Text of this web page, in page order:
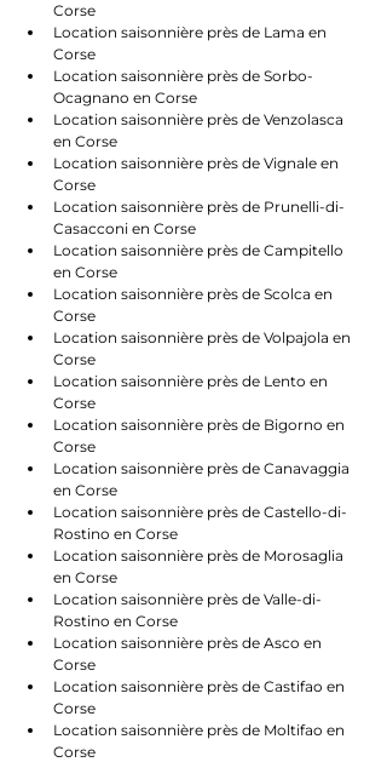
Corse
Location saisonnière près de Lama en
Corse
Location saisonnière près de Sorbo-
Ocagnano en Corse
Location saisonnière près de Venzolasca
en Corse
Location saisonnière près de Vignale en
Corse
Location saisonnière près de Prunelli-di-
Casacconi en Corse
Location saisonnière près de Campitello
en Corse
Location saisonnière près de Scolca en
Corse
Location saisonnière près de Volpajola en
Corse
Location saisonnière près de Lento en
Corse
Location saisonnière près de Bigorno en
Corse
Location saisonnière près de Canavaggia
en Corse
Location saisonnière près de Castello-di-
Rostino en Corse
Location saisonnière près de Morosaglia
en Corse
Location saisonnière près de Valle-di-
Rostino en Corse
Location saisonnière près de Asco en
Corse
Location saisonnière près de Castifao en
Corse
Location saisonnière près de Moltifao en
Corse